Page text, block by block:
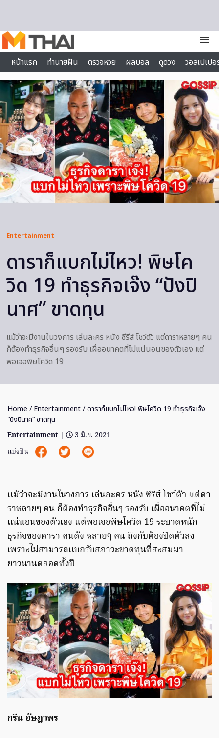
menu
หน้าแรก
ทำนายฝัน ตรวจหวย ผลบอล ดูดวง
วอลเปเป
ไลฟ์สไตล์
Entertainment
ดาราก็แบกไม่ไหว! พิษโค
วิด 19 ทำธุรกิจเจ๊ง “ปังปิ
นาศ” ขาดทุน
แม้ว่าจะมีงานในวงการ เล่นละคร หนัง ซีรีส์ โชว์ตัว แต่ดาราหลายๆ คน
ก็ต้องทำธุรกิจอื่นๆ รองรับ เผื่ออนาคตที่ไม่แน่นอนของตัวเอง แต่
พอเจอพิษโควิด 19
Home / Entertainment/ ดาราก็แบกไม่ไหว! พิษโควิด 19 ทำธุรกิจเจ๊ง
“ปังปินาศ” ขาดทุน
Entertainment |
3 มิ.ย. 2021
แบ่งปัน
แม้ว่าจะมีงานในวงการ เล่นละคร หนัง ซีรีส์ โชว์ตัว แต่ดา
ราหลายๆ คน ก็ต้องทำธุรกิจอื่นๆ รองรับ เผื่ออนาคตที่ไม่
แน่นอนของตัวเอง แต่พอเจอพิษโควิด 19 ระบาดหนัก
ธุรกิจของดารา คนดัง หลายๆ คน ถึงกับต้องปิดตัวลง
เพราะไม่สามารถแบกรับสภาวะขาดทุนที่สะสมมา
ยาวนานตลอดทั้งปี
กรีน อัษฎาพร